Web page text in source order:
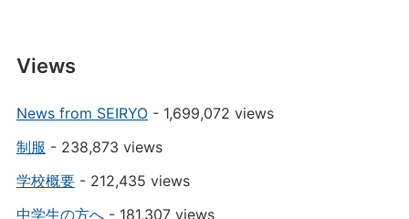
Views
News from SEIRYO- 1,699,072 views
制服 - 238,873 views
学校概要- 212,435 views
中学生の方へ- 181,307 views